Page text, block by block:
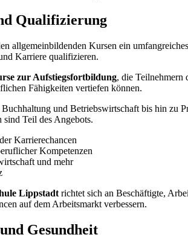
Qualifizierung
allgemeinbildenden Kursen ein
Karriere qualifizieren.
zur Aufstiegsfortbildung, die Teilnehmern
Fähigkeiten vertiefen können.
und Betriebswirtschaft bis hin zu
Teil des Angebots.
Karrierechancen
Kompetenzen
und mehr
Lippstadt richtet sich an Beschäftigte,
auf dem Arbeitsmarkt verbessern.
Gesundheit